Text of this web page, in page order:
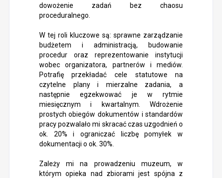
dowożenie zadań bez chaosu
proceduralnego.
W tej roli kluczowe są: sprawne zarządzanie
budżetem i administracją, budowanie
procedur oraz reprezentowanie instytucji
wobec organizatora, partnerów i mediów.
Potrafię przekładać cele statutowe na
czytelne plany i mierzalne zadania, a
następnie egzekwować je w rytmie
miesięcznym i kwartalnym. Wdrożenie
prostych obiegów dokumentów i standardów
pracy pozwalało mi skracać czas uzgodnień o
ok. 20% i ograniczać liczbę pomyłek w
dokumentacji o ok. 30%.
Zależy mi na prowadzeniu muzeum, w
którym opieka nad zbiorami jest spójna z